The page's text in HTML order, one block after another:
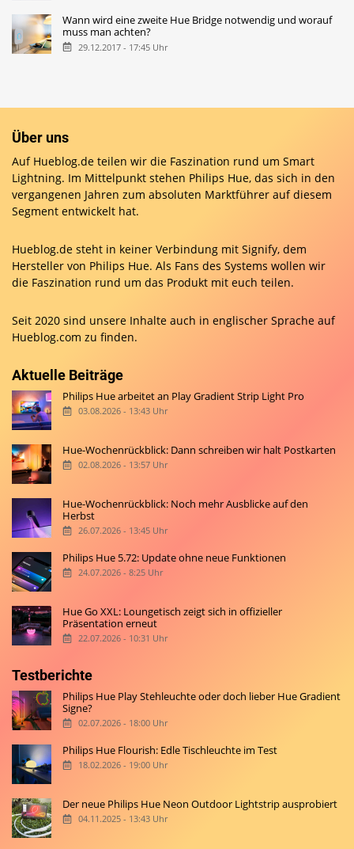
Wann wird eine zweite Hue Bridge notwendig und worauf
muss man achten?
29.12.2017 - 17:45 Uhr
Über uns
Auf Hueblog.de teilen wir die Faszination rund um Smart
Lightning. Im Mittelpunkt stehen Philips Hue, das sich in den
vergangenen Jahren zum absoluten Marktführer auf diesem
Segment entwickelt hat.
Hueblog.de steht in keiner Verbindung mit Signify, dem
Hersteller von Philips Hue. Als Fans des Systems wollen wir
die Faszination rund um das Produkt mit euch teilen.
Seit 2020 sind unsere Inhalte auch in englischer Sprache auf
Hueblog.com zu finden.
Aktuelle Beiträge
Philips Hue arbeitet an Play Gradient Strip Light Pro
03.08.2026 - 13:43 Uhr
Hue-Wochenrückblick: Dann schreiben wir halt Postkarten
02.08.2026 - 13:57 Uhr
Hue-Wochenrückblick: Noch mehr Ausblicke auf den
Herbst
26.07.2026 - 13:45 Uhr
Philips Hue 5.72: Update ohne neue Funktionen
24.07.2026 - 8:25 Uhr
Hue Go XXL: Loungetisch zeigt sich in offizieller
Präsentation erneut
22.07.2026 - 10:31 Uhr
Testberichte
Philips Hue Play Stehleuchte oder doch lieber Hue Gradient
Signe?
02.07.2026 - 18:00 Uhr
Philips Hue Flourish: Edle Tischleuchte im Test
18.02.2026 - 19:00 Uhr
Der neue Philips Hue Neon Outdoor Lightstrip ausprobiert
04.11.2025 - 13:43 Uhr